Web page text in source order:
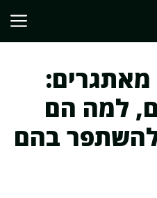
למה הם
להשתפר בהם